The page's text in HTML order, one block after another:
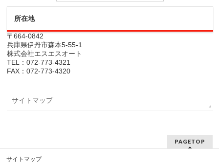
所在地
〒664-0842
兵庫県伊丹市森本5-55-1
株式会社エスエスオート
TEL：072-773-4321
FAX：072-773-4320
サイトマップ
PAGETOP
サイトマップ